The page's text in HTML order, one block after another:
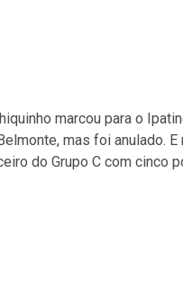
marcou para o
mas foi anulado.
do Grupo C com cinco